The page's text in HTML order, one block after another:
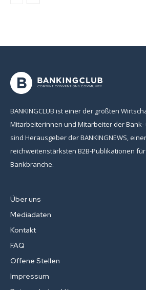
BANKINGCLUB ist einer der größten
Mitarbeiterinnen und Mitarbeiter der Bank-
sind Herausgeber der BANKINGNEWS,
reichweitenstärksten B2B-Publikationen
Bankbranche.
Über uns
Mediadaten
Kontakt
FAQ
Offene Stellen
Impressum